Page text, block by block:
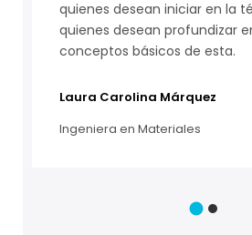
excelente. Agradecido.
Armando Livio Gonzalez Sforza